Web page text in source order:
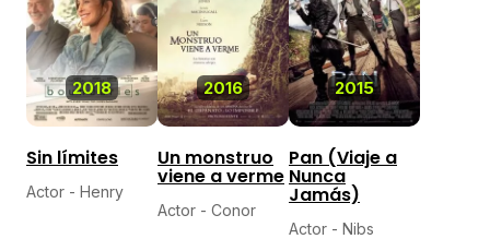
2018
Sin límites
Actor - Henry
2016
Un monstruo
viene a verme
Actor - Conor
2015
Pan (Viaje a
Nunca
Jamás)
Actor - Nibs